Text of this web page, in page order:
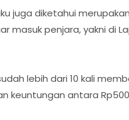
juga diketahui
masuk penjara, yakni di
lebih dari 10 kali
keuntungan antara Rp500